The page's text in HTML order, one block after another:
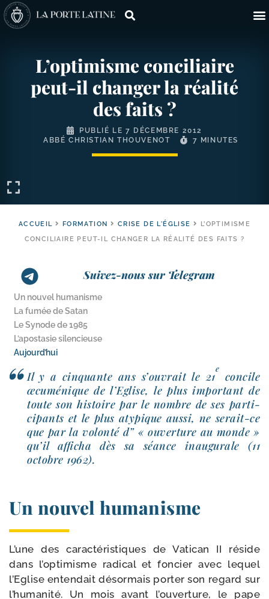
L’optimisme conciliaire
peut-​il changer la réalité
des faits ?
PUBLIÉ LE 7 DÉCEMBRE 2012
ABBÉ CHRISTIAN THOUVENOT
7 MINUTES
ACCUEIL FORMATION CRISE DE L'ÉGLISE
L’OPTIMISME
CONCILIAIRE PEUT-IL CHANGER LA RÉALITÉ DES FAITS ?
Suivez-nous sur Telegram
Un nouvel humanisme
La fumée de Satan
Le Synode de 1985
L’apostasie silencieuse
Aujourd’hui
Il y a cin­quante ans s’ou­vrait le 21
e
concile
œcu­mé­nique de l’Eglise, le plus impor­tant de
toute son his­toire par le nombre de ses par­ti­
ci­pants et le plus aty­pique aus­si, ne serait-​ce
que par la volon­té d” « ouver­ture au monde »
qu’il affi­cha dès sa séance inau­gu­rale (11
octobre 1962).
Un nouvel humanisme
L’une des carac­té­ris­tiques de Vatican II réside
dans l’optimisme radi­cal et fon­cier avec lequel
l’Eglise enten­dait désor­mais por­ter son regard sur
l’humanité. Un mois avant l’ouverture, le pape